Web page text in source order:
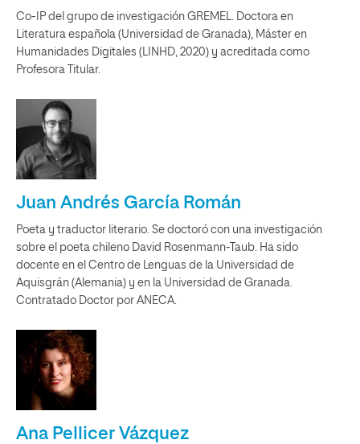
Co-IP del grupo de investigación GREMEL. Doctora en
Literatura española (Universidad de Granada), Máster en
Humanidades Digitales (LINHD, 2020) y acreditada como
Profesora Titular.
Juan Andrés García Román
Poeta y traductor literario. Se doctoró con una investigación
sobre el poeta chileno David Rosenmann-Taub. Ha sido
docente en el Centro de Lenguas de la Universidad de
Aquisgrán (Alemania) y en la Universidad de Granada.
Contratado Doctor por ANECA.
Ana Pellicer Vázquez